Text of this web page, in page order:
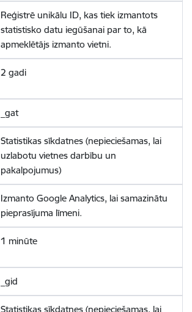
Reģistrē unikālu ID, kas tiek izmantots
statistisko datu iegūšanai par to, kā
apmeklētājs izmanto vietni.
2 gadi
_gat
Statistikas sīkdatnes (nepieciešamas, lai
uzlabotu vietnes darbību un
pakalpojumus)
Izmanto Google Analytics, lai samazinātu
pieprasījuma līmeni.
1 minūte
_gid
Statistikas sīkdatnes (nepieciešamas, lai